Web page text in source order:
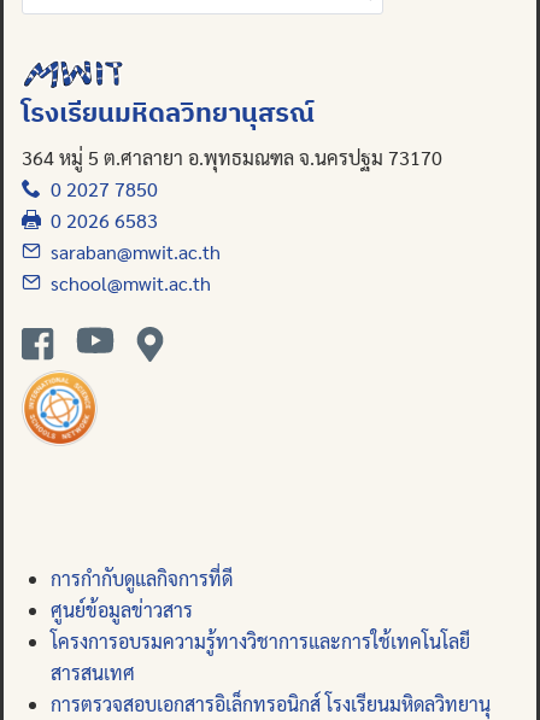
for:
โรงเรียนมหิดลวิทยานุสรณ์
364 หมู่ 5 ต.ศาลายา อ.พุทธมณฑล จ.นครปฐม 73170
0 2027 7850
0 2026 6583
saraban@mwit.ac.th
school@mwit.ac.th
การกำกับดูแลกิจการที่ดี
ศูนย์ข้อมูลข่าวสาร
โครงการอบรมความรู้ทางวิชาการและการใช้เทคโนโลยี
สารสนเทศ
การตรวจสอบเอกสารอิเล็กทรอนิกส์ โรงเรียนมหิดลวิทยานุ